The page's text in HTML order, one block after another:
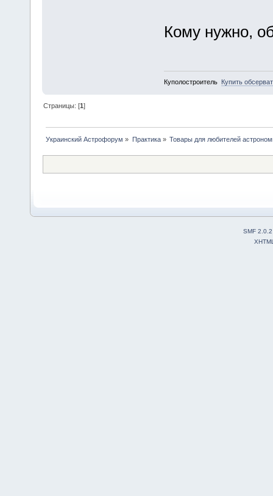
Кому нужно,
Куполостроитель Купить
Страницы: [1]
Украинский Астрофорум » Практика» Товары для любителей
SMF 2.0.2